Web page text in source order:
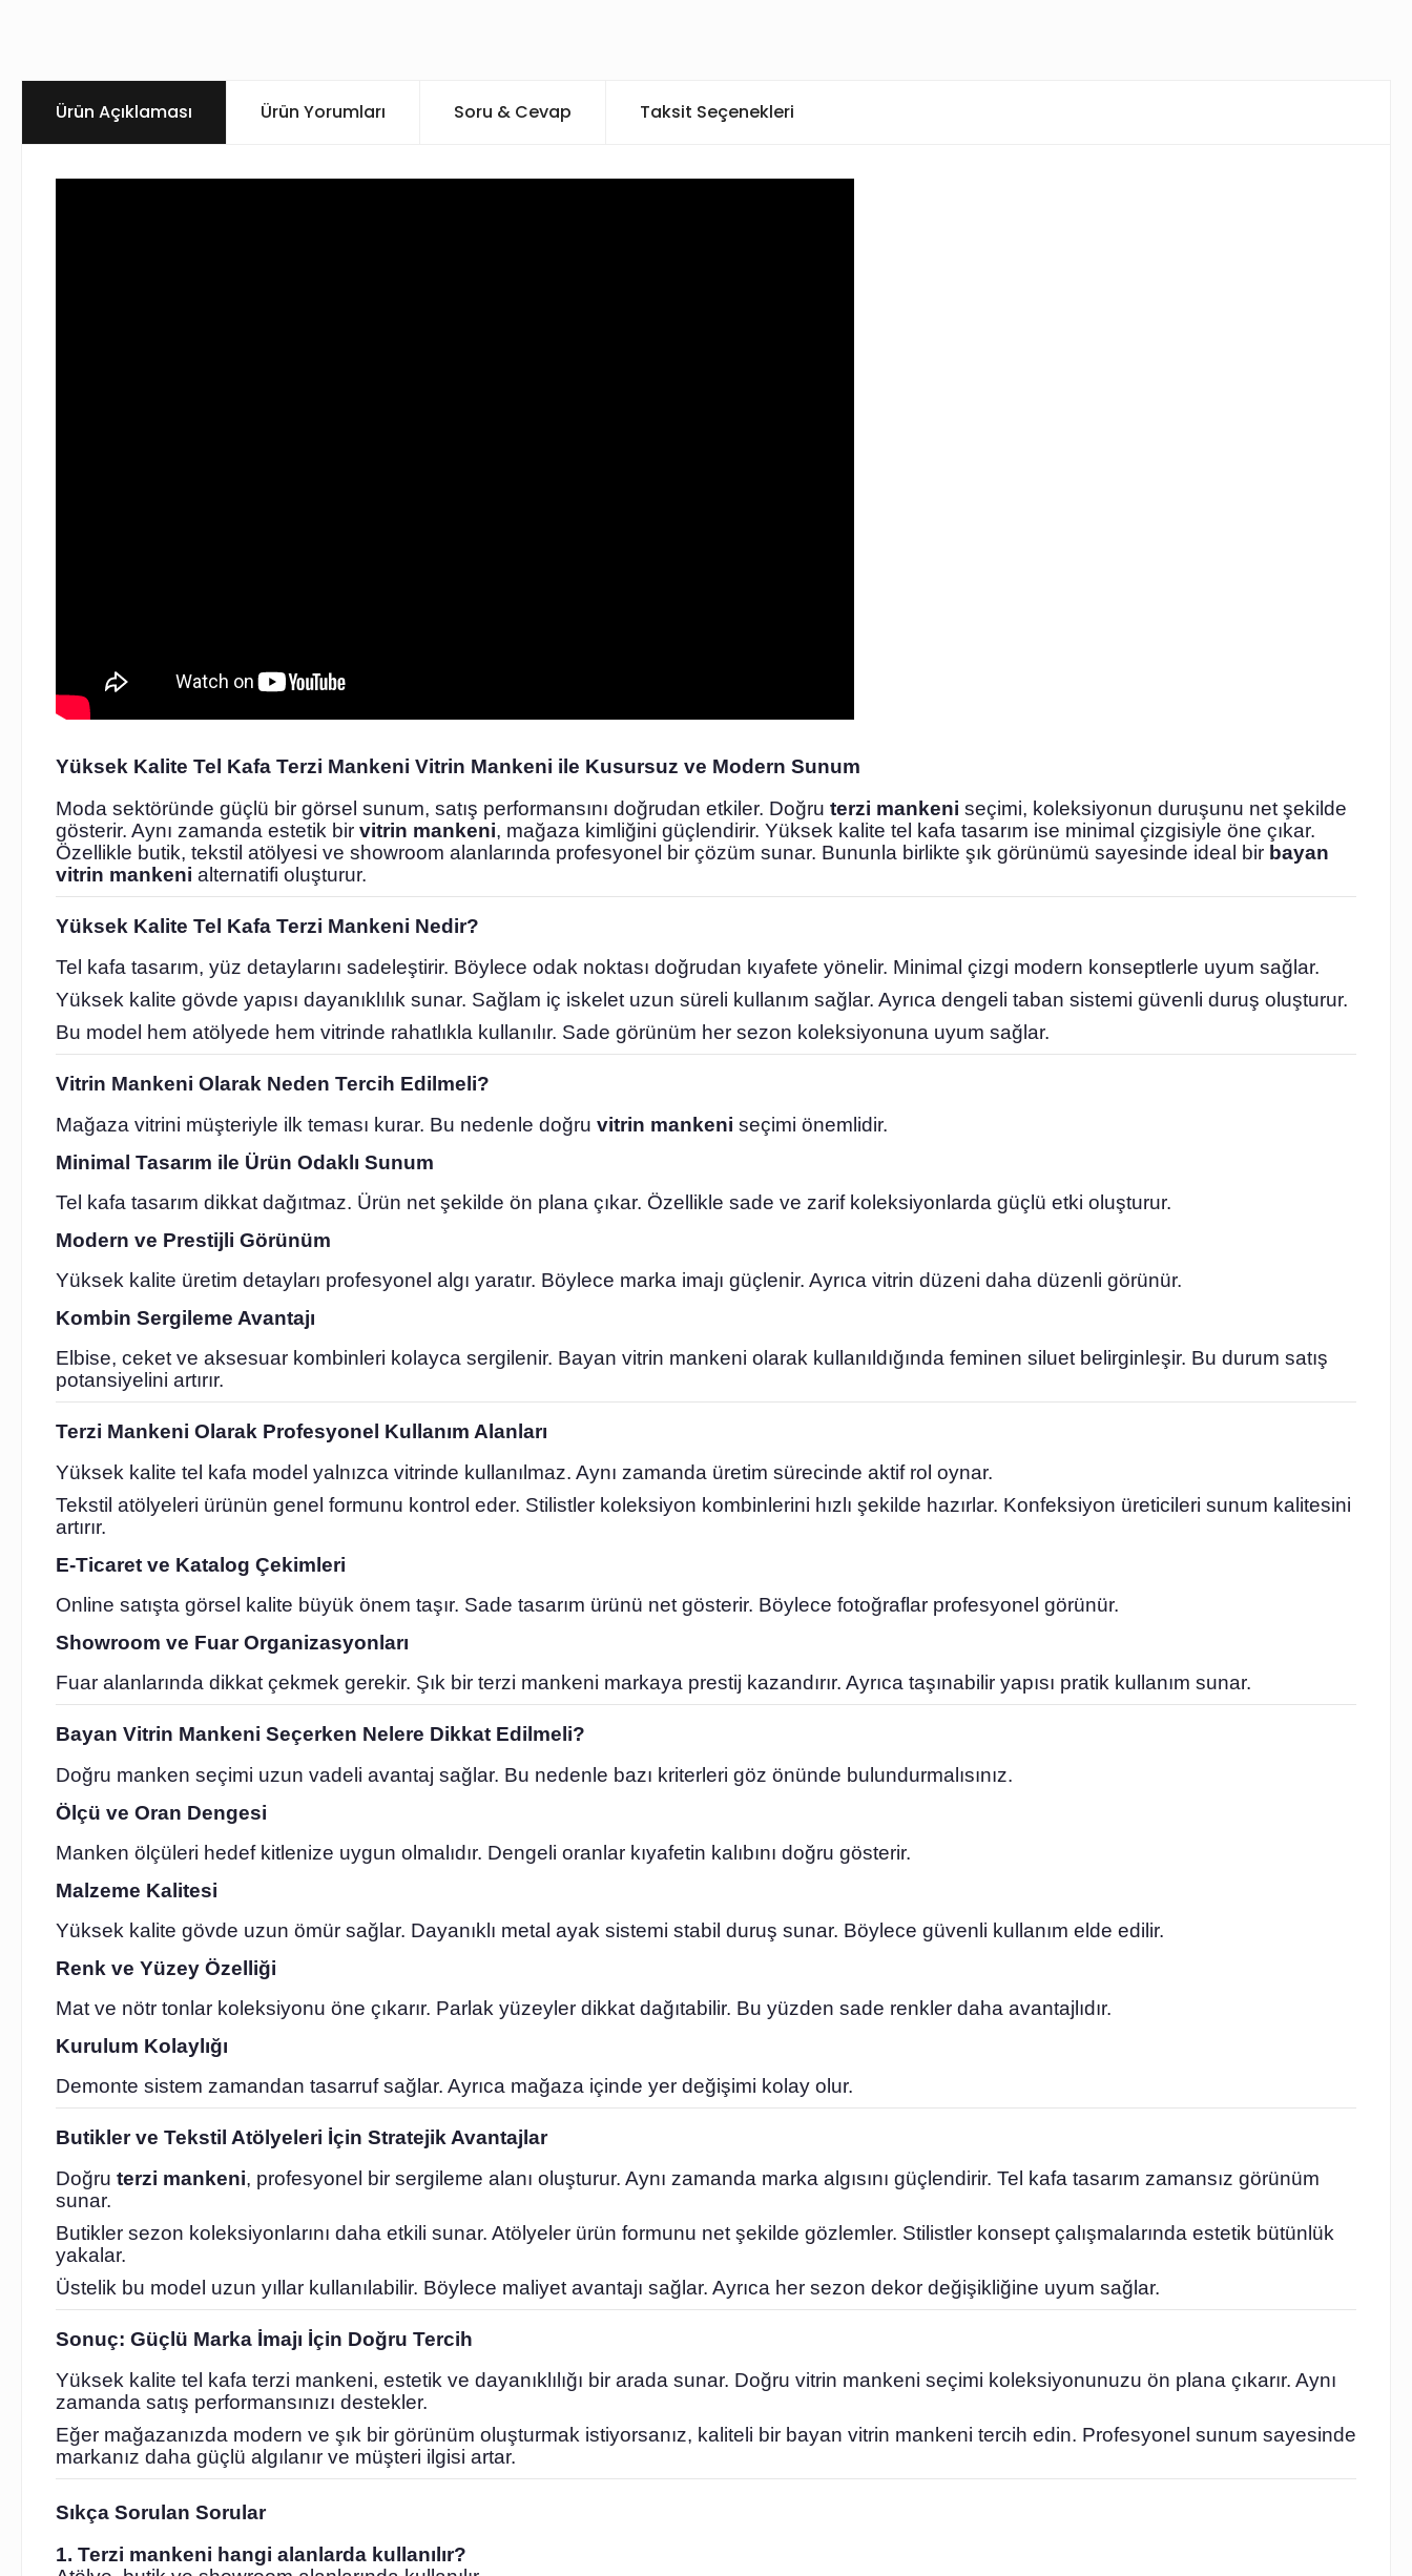
Ürün Açıklaması Ürün Yorumları Soru & Cevap Taksit Seçenekleri
Yüksek Kalite Tel Kafa Terzi Mankeni Vitrin Mankeni ile Kusursuz ve Modern Sunum
Moda sektöründe güçlü bir görsel sunum, satış performansını doğrudan etkiler. Doğru terzi mankeni seçimi, koleksiyonun duruşunu net şekilde
gösterir. Aynı zamanda estetik bir vitrin mankeni, mağaza kimliğini güçlendirir. Yüksek kalite tel kafa tasarım ise minimal çizgisiyle öne çıkar.
Özellikle butik, tekstil atölyesi ve showroom alanlarında profesyonel bir çözüm sunar. Bununla birlikte şık görünümü sayesinde ideal bir bayan
vitrin mankeni alternatifi oluşturur.
Yüksek Kalite Tel Kafa Terzi Mankeni Nedir?
Tel kafa tasarım, yüz detaylarını sadeleştirir. Böylece odak noktası doğrudan kıyafete yönelir. Minimal çizgi modern konseptlerle uyum sağlar.
Yüksek kalite gövde yapısı dayanıklılık sunar. Sağlam iç iskelet uzun süreli kullanım sağlar. Ayrıca dengeli taban sistemi güvenli duruş oluşturur.
Bu model hem atölyede hem vitrinde rahatlıkla kullanılır. Sade görünüm her sezon koleksiyonuna uyum sağlar.
Vitrin Mankeni Olarak Neden Tercih Edilmeli?
Mağaza vitrini müşteriyle ilk teması kurar. Bu nedenle doğru vitrin mankeni seçimi önemlidir.
Minimal Tasarım ile Ürün Odaklı Sunum
Tel kafa tasarım dikkat dağıtmaz. Ürün net şekilde ön plana çıkar. Özellikle sade ve zarif koleksiyonlarda güçlü etki oluşturur.
Modern ve Prestijli Görünüm
Yüksek kalite üretim detayları profesyonel algı yaratır. Böylece marka imajı güçlenir. Ayrıca vitrin düzeni daha düzenli görünür.
Kombin Sergileme Avantajı
Elbise, ceket ve aksesuar kombinleri kolayca sergilenir. Bayan vitrin mankeni olarak kullanıldığında feminen siluet belirginleşir. Bu durum satış
potansiyelini artırır.
Terzi Mankeni Olarak Profesyonel Kullanım Alanları
Yüksek kalite tel kafa model yalnızca vitrinde kullanılmaz. Aynı zamanda üretim sürecinde aktif rol oynar.
Tekstil atölyeleri ürünün genel formunu kontrol eder. Stilistler koleksiyon kombinlerini hızlı şekilde hazırlar. Konfeksiyon üreticileri sunum kalitesini
artırır.
E-Ticaret ve Katalog Çekimleri
Online satışta görsel kalite büyük önem taşır. Sade tasarım ürünü net gösterir. Böylece fotoğraflar profesyonel görünür.
Showroom ve Fuar Organizasyonları
Fuar alanlarında dikkat çekmek gerekir. Şık bir terzi mankeni markaya prestij kazandırır. Ayrıca taşınabilir yapısı pratik kullanım sunar.
Bayan Vitrin Mankeni Seçerken Nelere Dikkat Edilmeli?
Doğru manken seçimi uzun vadeli avantaj sağlar. Bu nedenle bazı kriterleri göz önünde bulundurmalısınız.
Ölçü ve Oran Dengesi
Manken ölçüleri hedef kitlenize uygun olmalıdır. Dengeli oranlar kıyafetin kalıbını doğru gösterir.
Malzeme Kalitesi
Yüksek kalite gövde uzun ömür sağlar. Dayanıklı metal ayak sistemi stabil duruş sunar. Böylece güvenli kullanım elde edilir.
Renk ve Yüzey Özelliği
Mat ve nötr tonlar koleksiyonu öne çıkarır. Parlak yüzeyler dikkat dağıtabilir. Bu yüzden sade renkler daha avantajlıdır.
Kurulum Kolaylığı
Demonte sistem zamandan tasarruf sağlar. Ayrıca mağaza içinde yer değişimi kolay olur.
Butikler ve Tekstil Atölyeleri İçin Stratejik Avantajlar
Doğru terzi mankeni, profesyonel bir sergileme alanı oluşturur. Aynı zamanda marka algısını güçlendirir. Tel kafa tasarım zamansız görünüm
sunar.
Butikler sezon koleksiyonlarını daha etkili sunar. Atölyeler ürün formunu net şekilde gözlemler. Stilistler konsept çalışmalarında estetik bütünlük
yakalar.
Üstelik bu model uzun yıllar kullanılabilir. Böylece maliyet avantajı sağlar. Ayrıca her sezon dekor değişikliğine uyum sağlar.
Sonuç: Güçlü Marka İmajı İçin Doğru Tercih
Yüksek kalite tel kafa terzi mankeni, estetik ve dayanıklılığı bir arada sunar. Doğru vitrin mankeni seçimi koleksiyonunuzu ön plana çıkarır. Aynı
zamanda satış performansınızı destekler.
Eğer mağazanızda modern ve şık bir görünüm oluşturmak istiyorsanız, kaliteli bir bayan vitrin mankeni tercih edin. Profesyonel sunum sayesinde
markanız daha güçlü algılanır ve müşteri ilgisi artar.
Sıkça Sorulan Sorular
1. Terzi mankeni hangi alanlarda kullanılır?